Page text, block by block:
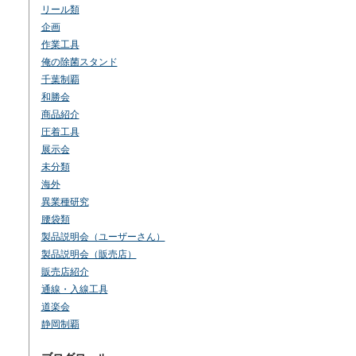
リール類
企画
作業工具
俺の除菌スタンド
千葉制覇
和勝会
商品紹介
圧着工具
展示会
未分類
海外
異業種研究
腰袋類
製品説明会（ユーザーさん）
製品説明会（販売店）
販売店紹介
通線・入線工具
道楽会
静岡制覇